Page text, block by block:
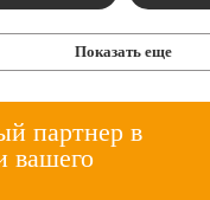
Показать еще
партнер в
вашего